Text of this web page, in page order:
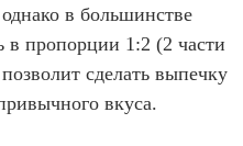
в большинстве
пропорции 1:2 (2 части
сделать выпечку
вкуса.